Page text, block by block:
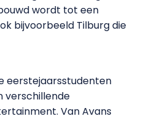
wordt tot een
bijvoorbeeld Tilburg die
eerstejaarsstudenten
verschillende
Van Avans